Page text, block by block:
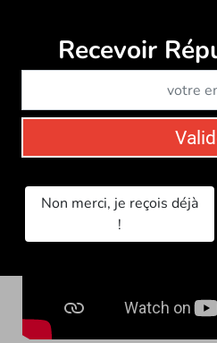
Recevoir
Non merci, je reçois déjà
!